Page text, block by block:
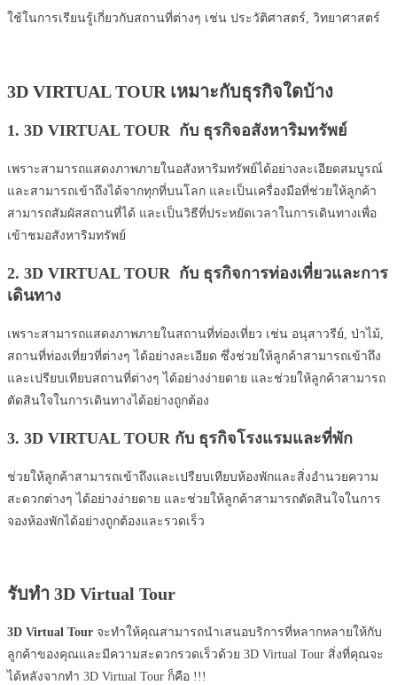
ใช้ในการเรียนรู้เกี่ยวกับสถานที่ต่างๆ เช่น ประวัติศาสตร์, วิทยาศาสตร์
3D VIRTUAL TOUR เหมาะกับธุรกิจใดบ้าง
1. 3D VIRTUAL TOUR กับ ธุรกิจอสังหาริมทรัพย์
เพราะสามารถแสดงภาพภายในอสังหาริมทรัพย์ได้อย่างละเอียดสมบูรณ์
และสามารถเข้าถึงได้จากทุกที่บนโลก และเป็นเครื่องมือที่ช่วยให้ลูกค้า
สามารถสัมผัสสถานที่ได้ และเป็นวิธีที่ประหยัดเวลาในการเดินทางเพื่อ
เข้าชมอสังหาริมทรัพย์
2. 3D VIRTUAL TOUR กับ ธุรกิจการท่องเที่ยวและการ
เดินทาง
เพราะสามารถแสดงภาพภายในสถานที่ท่องเที่ยว เช่น อนุสาวรีย์, ป่าไม้,
สถานที่ท่องเที่ยวที่ต่างๆ ได้อย่างละเอียด ซึ่งช่วยให้ลูกค้าสามารถเข้าถึง
และเปรียบเทียบสถานที่ต่างๆ ได้อย่างง่ายดาย และช่วยให้ลูกค้าสามารถ
ตัดสินใจในการเดินทางได้อย่างถูกต้อง
3. 3D VIRTUAL TOUR กับ ธุรกิจโรงแรมและที่พัก
ช่วยให้ลูกค้าสามารถเข้าถึงและเปรียบเทียบห้องพักและสิ่งอำนวยความ
สะดวกต่างๆ ได้อย่างง่ายดาย และช่วยให้ลูกค้าสามารถตัดสินใจในการ
จองห้องพักได้อย่างถูกต้องและรวดเร็ว
รับทำ 3D Virtual Tour
3D Virtual Tour จะทำให้คุณสามารถนำเสนอบริการที่หลากหลายให้กับ
ลูกค้าของคุณและมีความสะดวกรวดเร็วด้วย 3D Virtual Tour สิ่งที่คุณจะ
ได้หลังจากทำ 3D Virtual Tour ก็คือ !!!